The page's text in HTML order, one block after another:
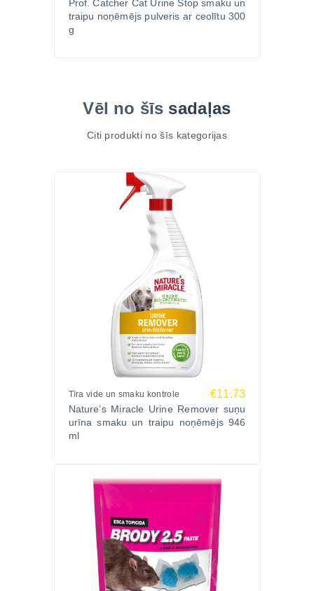
paliek lietojamas.”
“Droši lietoju kopā ar BIO pildvielām – ideāla
svaigs, neuzbāzīgs.
dzīvniekiem, gan cilvēkiem.
izmantošanai bioloģiskās saimniecībās ES.
Cik bieži jālieto? Katras pilnās smilšu maiņas laikā
Izvēlies Prof. Catcher Cat piedevu kaķu smiltīm ar
pļavas zāles aromātu 2 kg – dabīgu un drošu
svaiguma risinājumu kaķa tualetei. Pasūti ērti un ātri
Zoopasaule.lv ar piegādi visā Latvijā!
mājdzīvnieku smaku un traipu kontroles
kategoriju Zoopasaule.lv internetveikalā.
Prof. Catcher Cat Urine Stop smaku un
traipu noņēmējs pulveris ar ceolītu 300
g
Vēl no šīs sadaļas
Citi produkti no šīs kategorijas
Tīra vide un smaku kontrole €11.73
Nature’s Miracle Urine Remover suņu
urīna smaku un traipu noņēmējs 946
ml